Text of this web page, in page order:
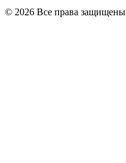
© 2026 Все права защищены